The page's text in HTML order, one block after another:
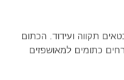
תקווה ועידוד. הכתום
כתומים למאושפזים